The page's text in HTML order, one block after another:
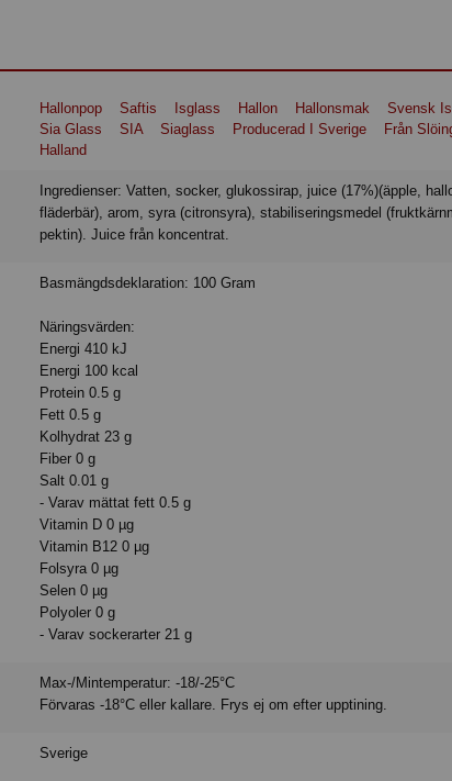
Hallonpop Saftis Isglass Hallon Hallonsmak
Svensk
Sia Glass
SIA Siaglass Producerad I Sverige
Från
Halland
fläderbär), arom, syra (citronsyra), stabiliseringsmedel
pektin). Juice från koncentrat.
Basmängdsdeklaration: 100 Gram
Näringsvärden:
Energi 410 kJ
Energi 100 kcal
Protein 0.5 g
Fett 0.5 g
Kolhydrat 23 g
Fiber 0 g
Salt 0.01 g
- Varav mättat fett 0.5 g
Vitamin D 0 µg
Vitamin B12 0 µg
Folsyra 0 µg
Selen 0 µg
Polyoler 0 g
- Varav sockerarter 21 g
Max-/Mintemperatur: -18/-25°C
Förvaras -18°C eller kallare. Frys ej om efter upptining.
Sverige